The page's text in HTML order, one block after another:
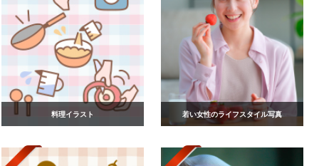
料理イラスト 若い女性のライフスタイル写真